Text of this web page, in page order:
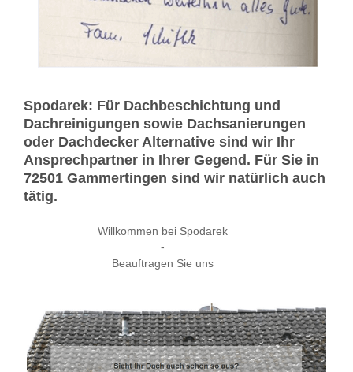
Spodarek: Für Dachbeschichtung und
Dachreinigungen sowie Dachsanierungen
oder Dachdecker Alternative sind wir Ihr
Ansprechpartner in Ihrer Gegend. Für Sie in
72501 Gammertingen sind wir natürlich auch
tätig.
Willkommen bei Spodarek
-
Beauftragen Sie uns